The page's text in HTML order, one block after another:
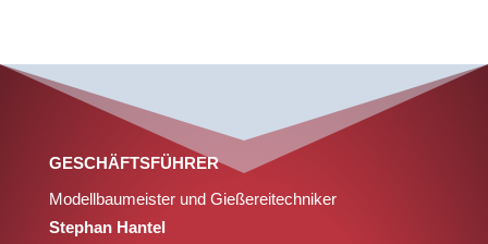
GESCHÄFTSFÜHRER
Modellbaumeister und Gießereitechniker
Stephan Hantel